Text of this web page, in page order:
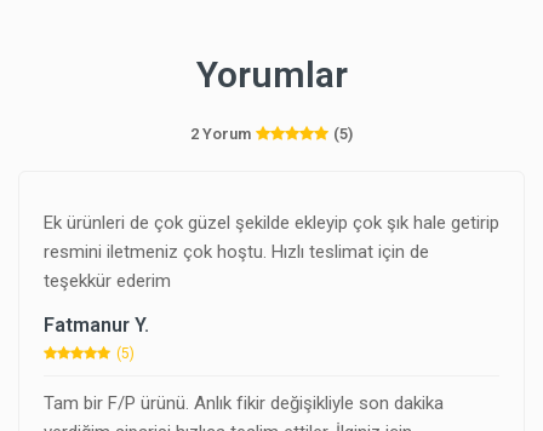
Yorumlar
2 Yorum (5)
Ek ürünleri de çok güzel şekilde ekleyip çok şık hale getirip
resmini iletmeniz çok hoştu. Hızlı teslimat için de
teşekkür ederim
Fatmanur Y.
(5)
Tam bir F/P ürünü. Anlık fikir değişikliyle son dakika